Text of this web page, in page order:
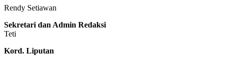
Rendy Setiawan
Sekretari dan Admin Redaksi
Teti
Kord. Liputan